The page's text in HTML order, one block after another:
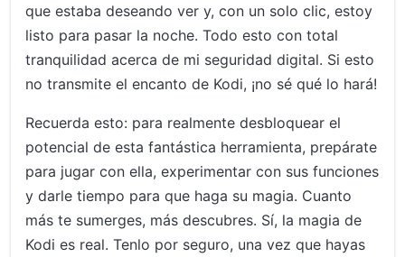
que estaba deseando ver y, con un solo clic, estoy
listo para pasar la noche. Todo esto con total
tranquilidad acerca de mi seguridad digital. Si esto
no transmite el encanto de Kodi, ¡no sé qué lo hará!
Recuerda esto: para realmente desbloquear el
potencial de esta fantástica herramienta, prepárate
para jugar con ella, experimentar con sus funciones
y darle tiempo para que haga su magia. Cuanto
más te sumerges, más descubres. Sí, la magia de
Kodi es real. Tenlo por seguro, una vez que hayas